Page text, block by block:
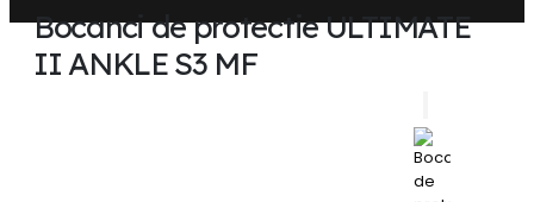
Bocanci de protectie ULTIMATE
II ANKLE S3 MF